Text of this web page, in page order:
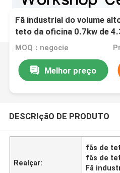
Fã industrial do volume
teto da oficina 0.7kw de
MOQ：negocie
Melhor preço
DESCRIçãO DE PRODUTO
Realçar:
fãs de
fãs de
Fã